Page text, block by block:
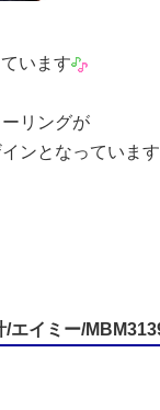
います
リングが
ンとなっています
イミー/